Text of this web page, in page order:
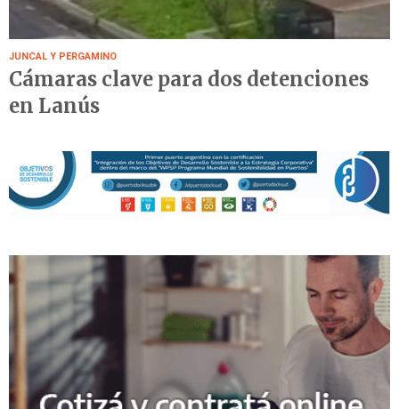
JUNCAL Y PERGAMINO
Cámaras clave para dos detenciones
en Lanús